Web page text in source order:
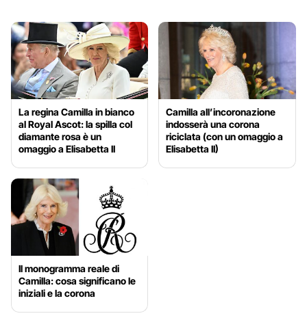
La regina Camilla in bianco
al Royal Ascot: la spilla col
diamante rosa è un
omaggio a Elisabetta II
Camilla all’incoronazione
indosserà una corona
riciclata (con un omaggio a
Elisabetta II)
Il monogramma reale di
Camilla: cosa significano le
iniziali e la corona